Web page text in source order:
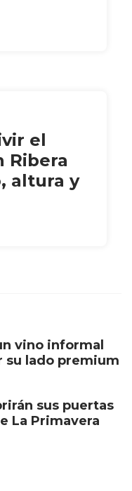
el
Ribera
altura y
vino informal
su lado premium
sus puertas
La Primavera